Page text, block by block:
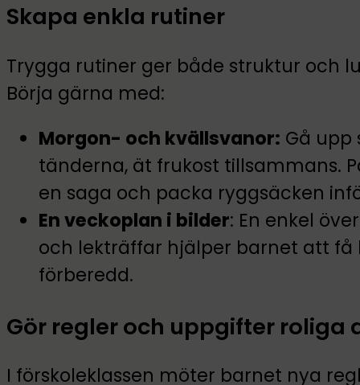
Skapa enkla rutiner
Trygga rutiner ger både struktur och
Börja gärna med:
Morgon- och kvällsvanor: Gå upp
tänderna, ät frukost tillsammans.
en saga och packa ryggsäcken
En veckoplan i bilder: En enkel
och lekträffar hjälper barnet att få
förberedd.
Gör regler och uppgifter roliga
I förskoleklassen möter barnet nya